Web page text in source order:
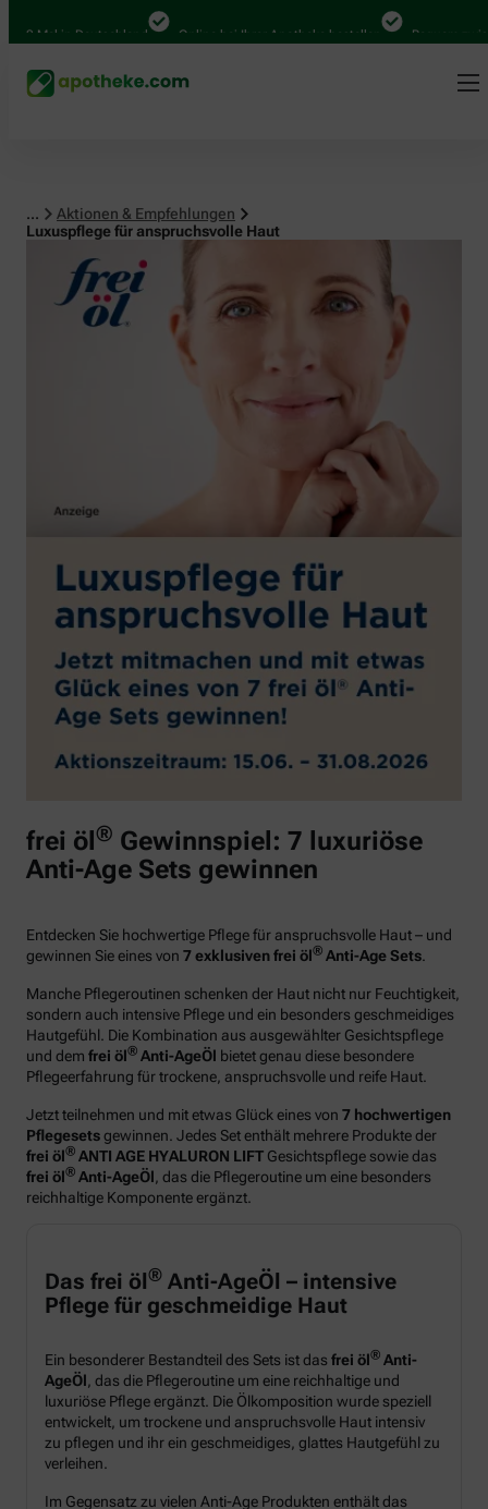
in Deutschland Online bei Ihrer Apotheke bestellen Bequem zwischen
...
Aktionen & Empfehlungen
Luxuspflege für anspruchsvolle Haut
frei öl ® Gewinnspiel: 7 luxuriöse
Anti-Age Sets gewinnen
Entdecken Sie hochwertige Pflege für anspruchsvolle Haut – und
gewinnen Sie eines von 7 exklusiven frei öl® Anti-Age Sets
Manche Pflegeroutinen schenken der Haut nicht nur Feuchtigkeit,
sondern auch intensive Pflege und ein besonders geschmeidiges
Hautgefühl. Die Kombination aus ausgewählter Gesichtspflege
und dem frei öl® Anti-AgeÖl bietet genau diese besondere
Pflegeerfahrung für trockene, anspruchsvolle und reife Haut.
Jetzt teilnehmen und mit etwas Glück eines von 7 hochwertigen
Pflegesetsgewinnen. Jedes Set enthält mehrere Produkte der
frei öl® ANTI AGE HYALURON LIFT Gesichtspflege sowie das
frei öl® Anti-AgeÖl , das die Pflegeroutine um eine besonders
reichhaltige Komponente ergänzt.
Das frei öl® Anti-AgeÖl – intensive
Pflege für geschmeidige Haut
Ein besonderer Bestandteil des Sets ist das frei öl® Anti-
AgeÖl, das die Pflegeroutine um eine reichhaltige und
luxuriöse Pflege ergänzt. Die Ölkomposition wurde speziell
entwickelt, um trockene und anspruchsvolle Haut intensiv
zu pflegen und ihr ein geschmeidiges, glattes Hautgefühl zu
verleihen.
Im Gegensatz zu vielen Anti-Age Produkten enthält das